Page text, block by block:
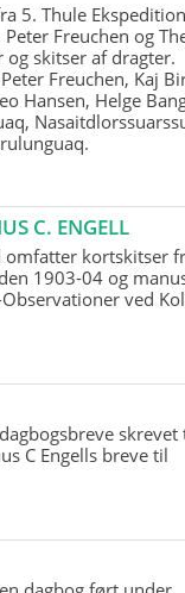
5. Thule
Freuchen og
skitser af dragter.
Freuchen, Kaj
Hansen, Helge
C. ENGELL
omfatter kortskitser
1903-04 og
ved
skrevet
C Engells breve til